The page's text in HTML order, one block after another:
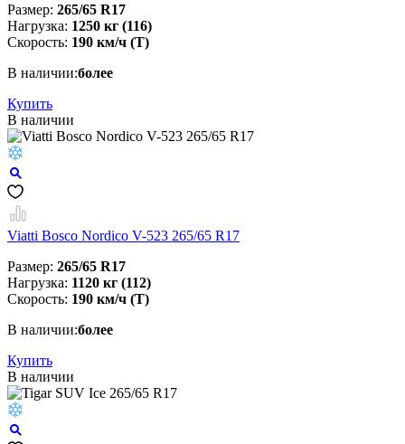
Размер: 265/65 R17
Нагрузка: 1250 кг (116)
Скорость: 190 км/ч (T)
В наличии:более
Купить
В наличии
Viatti Bosco Nordico V-523 265/65 R17
Размер: 265/65 R17
Нагрузка: 1120 кг (112)
Скорость: 190 км/ч (T)
В наличии:более
Купить
В наличии